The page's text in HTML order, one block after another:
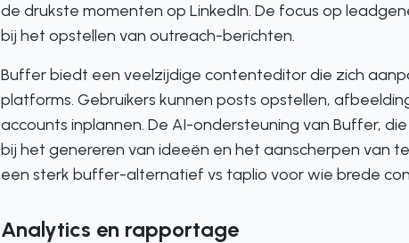
de drukste momenten op LinkedIn. De focus op
bij het opstellen van outreach-berichten.
Buffer biedt een veelzijdige contenteditor die zich
platforms. Gebruikers kunnen posts opstellen,
accounts inplannen. De AI-ondersteuning van Buffer,
bij het genereren van ideeën en het aanscherpen van
een sterk buffer-alternatief vs taplio voor wie brede
Analytics en rapportage